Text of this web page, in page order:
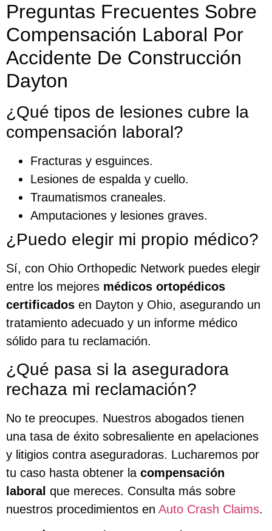
Preguntas Frecuentes Sobre
Compensación Laboral Por
Accidente De Construcción
Dayton
¿Qué tipos de lesiones cubre la
compensación laboral?
Fracturas y esguinces.
Lesiones de espalda y cuello.
Traumatismos craneales.
Amputaciones y lesiones graves.
¿Puedo elegir mi propio médico?
Sí, con Ohio Orthopedic Network puedes elegir
entre los mejores médicos ortopédicos
certificados en Dayton y Ohio, asegurando un
tratamiento adecuado y un informe médico
sólido para tu reclamación.
¿Qué pasa si la aseguradora
rechaza mi reclamación?
No te preocupes. Nuestros abogados tienen
una tasa de éxito sobresaliente en apelaciones
y litigios contra aseguradoras. Lucharemos por
tu caso hasta obtener la compensación
laboral que mereces. Consulta más sobre
nuestros procedimientos en Auto Crash Claims.